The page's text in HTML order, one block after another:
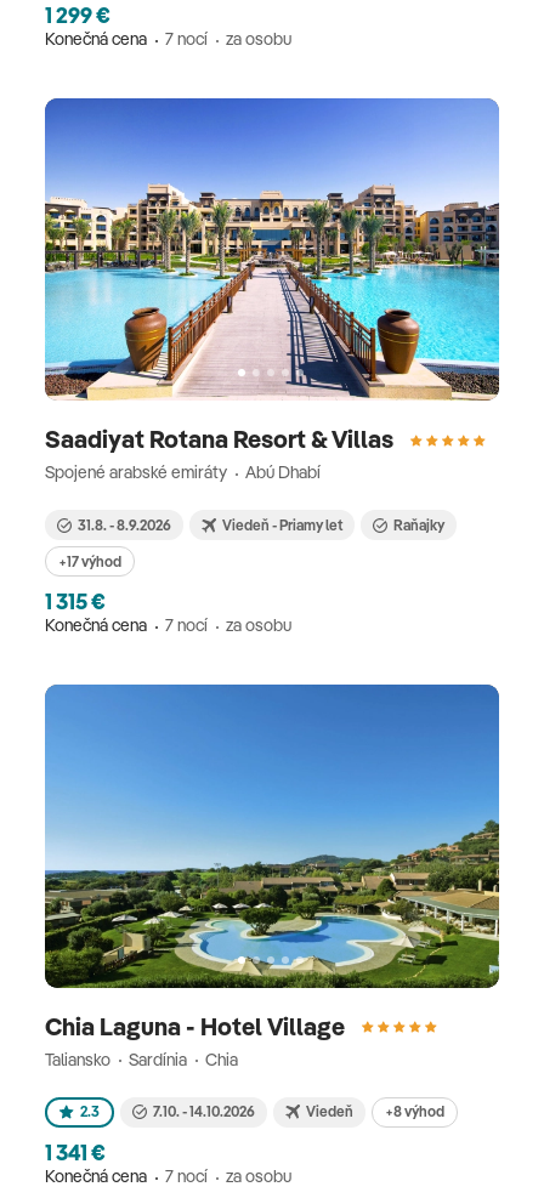
1 299 €
Konečná cena 7 nocí za osobu
Saadiyat Rotana Resort & Villas
Spojené arabské emiráty Abú Dhabí
31.8. - 8.9.2026 Viedeň - Priamy let
Raňajky
+17 výhod
1 315 €
Konečná cena 7 nocí za osobu
Chia Laguna - Hotel Village
Taliansko Sardínia Chia
2.3 7.10. - 14.10.2026 Viedeň +8 výhod
1 341 €
Konečná cena 7 nocí za osobu